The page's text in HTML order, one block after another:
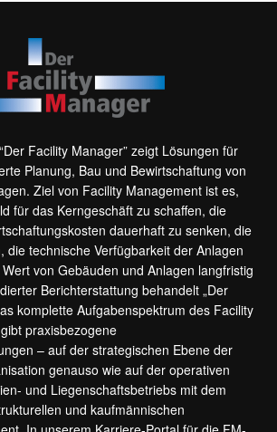
Facility Manager” zeigt Lösungen für
Planung, Bau und Bewirtschaftung von
Ziel von Facility Management ist es,
für das Kerngeschäft zu schaffen, die
dauerhaft zu senken, die
die technische Verfügbarkeit der Anlagen
von Gebäuden und Anlagen langfristig
Berichterstattung behandelt „Der
komplette Aufgabenspektrum des Facility
praxisbezogene
– auf der strategischen Ebene der
genauso wie auf der operativen
und Liegenschaftsbetriebs mit dem
und kaufmännischen